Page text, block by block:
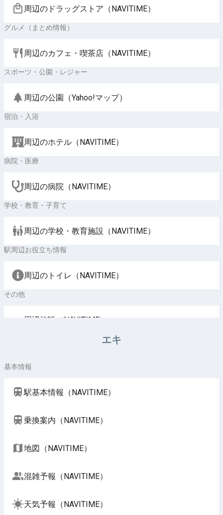
周辺のドラッグストア（NAVITIME）
グルメ（まとめ情報）
周辺のカフェ・喫茶店（NAVITIME）
スポーツ・公園・レジャー
周辺の公園（Yahoo!マップ）
宿泊・入浴
周辺のホテル（NAVITIME）
病院・医療
周辺の病院（NAVITIME）
学校・教育・子育て
周辺の学校・教育施設（NAVITIME）
駅周辺お役立ち情報
周辺のトイレ（NAVITIME）
その他
周辺施設（NAVITIME）
エキ
基本情報
駅基本情報（NAVITIME）
乗換案内（NAVITIME）
地図（NAVITIME）
混雑予報（NAVITIME）
天気予報（NAVITIME）